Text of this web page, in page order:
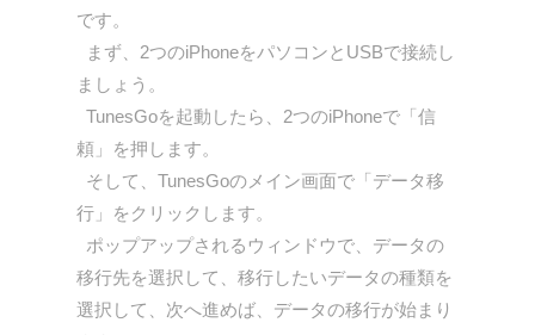
です。
まず、2つのiPhoneをパソコンとUSBで接続し
ましょう。
TunesGoを起動したら、2つのiPhoneで「信
頼」を押します。
そして、TunesGoのメイン画面で「データ移
行」をクリックします。
ポップアップされるウィンドウで、データの
移行先を選択して、移行したいデータの種類を
選択して、次へ進めば、データの移行が始まり